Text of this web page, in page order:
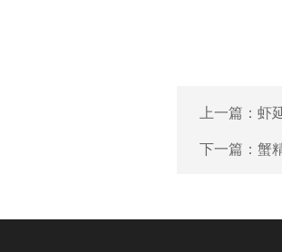
上一篇： 虾
下一篇： 蟹